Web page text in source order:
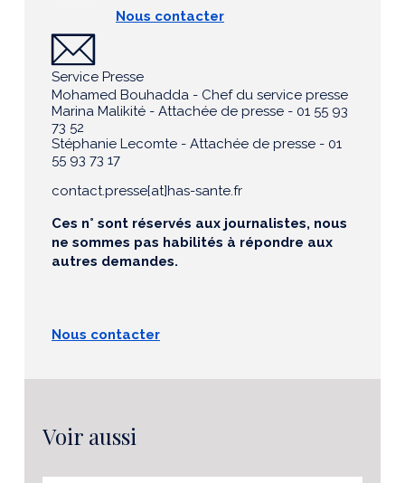
Nous contacter
Service Presse
Mohamed Bouhadda - Chef du service presse
Marina Malikité - Attachée de presse - 01 55 93
73 52
Stéphanie Lecomte - Attachée de presse - 01
55 93 73 17
contact.presse[at]has-sante.fr
Ces n° sont réservés aux journalistes, nous
ne sommes pas habilités à répondre aux
autres demandes.
Nous contacter
Voir aussi